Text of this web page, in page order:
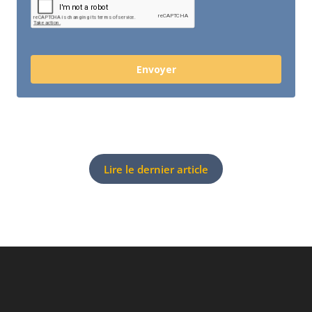
Envoyer
Lire le dernier article